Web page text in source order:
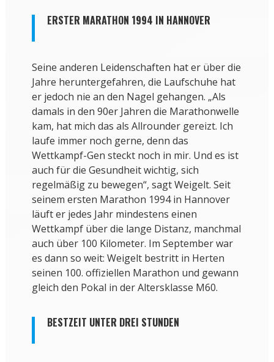
ERSTER MARATHON 1994 IN HANNOVER
Seine anderen Leidenschaften hat er über die
Jahre heruntergefahren, die Laufschuhe hat
er jedoch nie an den Nagel gehangen. „Als
damals in den 90er Jahren die Marathonwelle
kam, hat mich das als Allrounder gereizt. Ich
laufe immer noch gerne, denn das
Wettkampf-Gen steckt noch in mir. Und es ist
auch für die Gesundheit wichtig, sich
regelmäßig zu bewegen“, sagt Weigelt. Seit
seinem ersten Marathon 1994 in Hannover
läuft er jedes Jahr mindestens einen
Wettkampf über die lange Distanz, manchmal
auch über 100 Kilometer. Im September war
es dann so weit: Weigelt bestritt in Herten
seinen 100. offiziellen Marathon und gewann
gleich den Pokal in der Altersklasse M60.
BESTZEIT UNTER DREI STUNDEN